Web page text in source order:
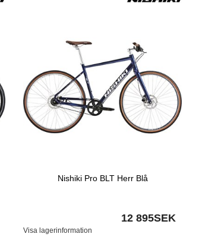
Nishiki Pro BLT Herr Blå
12 895SEK
Visa lagerinformation